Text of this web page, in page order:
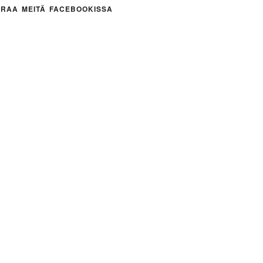
MEITÄ FACEBOOKISSA